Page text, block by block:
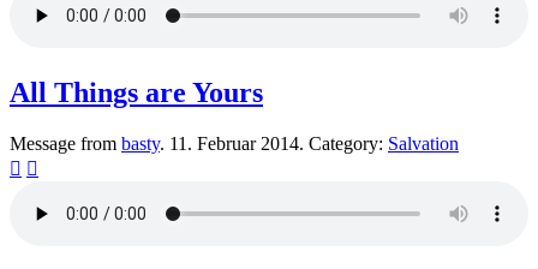
All Things are Yours
Message from basty. 11. Februar 2014. Category: Salvation
 